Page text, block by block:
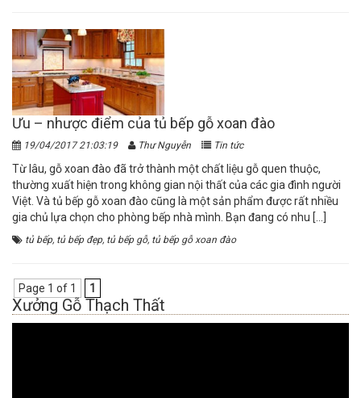
Ưu – nhược điểm của tủ bếp gỗ xoan đào
19/04/2017 21:03:19 Thư Nguyễn Tin tức
Từ lâu, gỗ xoan đào đã trở thành một chất liệu gỗ quen thuộc,
thường xuất hiện trong không gian nội thất của các gia đình người
Việt. Và tủ bếp gỗ xoan đào cũng là một sản phẩm được rất nhiều
gia chủ lựa chọn cho phòng bếp nhà mình. Bạn đang có nhu […]
tủ bếp, tủ bếp đẹp, tủ bếp gỗ, tủ bếp gỗ xoan đào
Page 1 of 1 1
Xưởng Gỗ Thạch Thất